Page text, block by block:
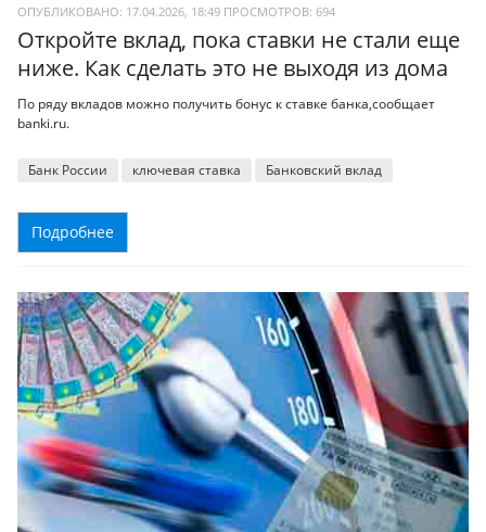
ОПУБЛИКОВАНО: 17.04.2026, 18:49 ПРОСМОТРОВ: 694
Откройте вклад, пока ставки не стали еще
ниже. Как сделать это не выходя из дома
По ряду вкладов можно получить бонус к ставке банка,сообщает
banki.ru.
Банк России ключевая ставка Банковский вклад
Подробнее